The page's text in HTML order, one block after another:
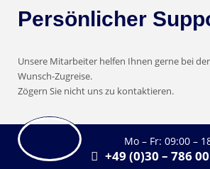
Persönlicher
Unsere Mitarbeiter helfen Ihnen gerne bei
Wunsch-Zugreise.
Zögern Sie nicht uns zu kontaktieren.
Mo – Fr: 09:00 –
+49 (0)30 – 786